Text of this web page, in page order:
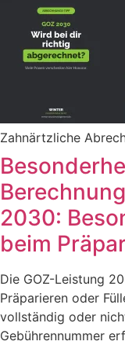
Zahnärtzliche
2030:
beim
Die GOZ-Leistung
Präparieren oder
vollständig oder
Gebührennummer